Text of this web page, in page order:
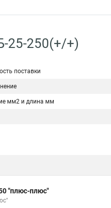
25-250(+/+)
поставки
мм2 и длина мм
"плюс-плюс"